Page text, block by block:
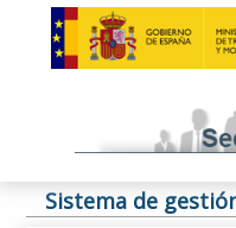
Sistema de